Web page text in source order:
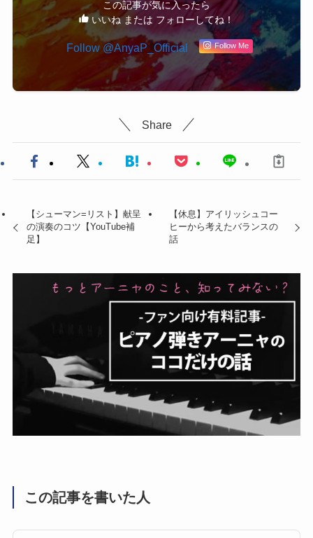
この記事が気に入ったら
いいね または フォローしてね！
Follow Me
Share
【シューマン=リスト】献呈
の演奏のコツ【YouTube補
足】
【休息】アイリッシュコー
ヒーから考えたバランスの
話
この記事を書いた人